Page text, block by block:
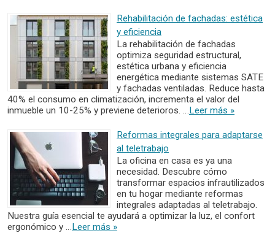
Rehabilitación de fachadas: estética
y eficiencia
La rehabilitación de fachadas
optimiza seguridad estructural,
estética urbana y eficiencia
energética mediante sistemas SATE
y fachadas ventiladas. Reduce hasta
40% el consumo en climatización, incrementa el valor del
inmueble un 10-25% y previene deterioros. …Leer más »
Reformas integrales para adaptarse
al teletrabajo
La oficina en casa es ya una
necesidad. Descubre cómo
transformar espacios infrautilizados
en tu hogar mediante reformas
integrales adaptadas al teletrabajo.
Nuestra guía esencial te ayudará a optimizar la luz, el confort
ergonómico y …Leer más »